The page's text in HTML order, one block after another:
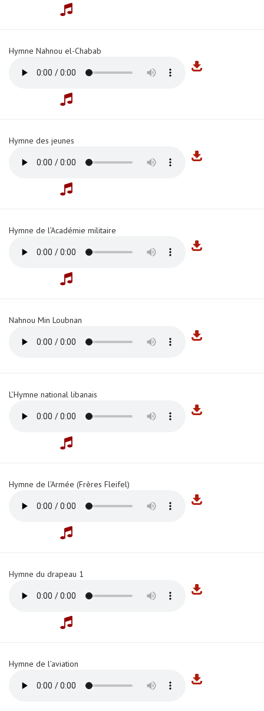
Hymne Nahnou el-Chabab
Hymne des jeunes
Hymne de l’Académie militaire
Nahnou Min Loubnan
L’Hymne national libanais
Hymne de l’Armée (Frères Fleifel)
Hymne du drapeau 1
Hymne de l’aviation